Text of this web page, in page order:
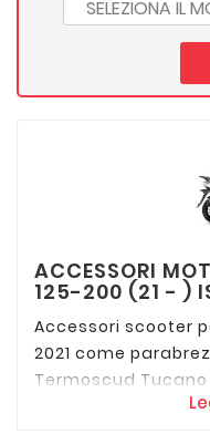
ACCESSORI
125-200 (21 - )
Accessori scooter
2021 come
Termoscud Tucano
portapacchi Isotta